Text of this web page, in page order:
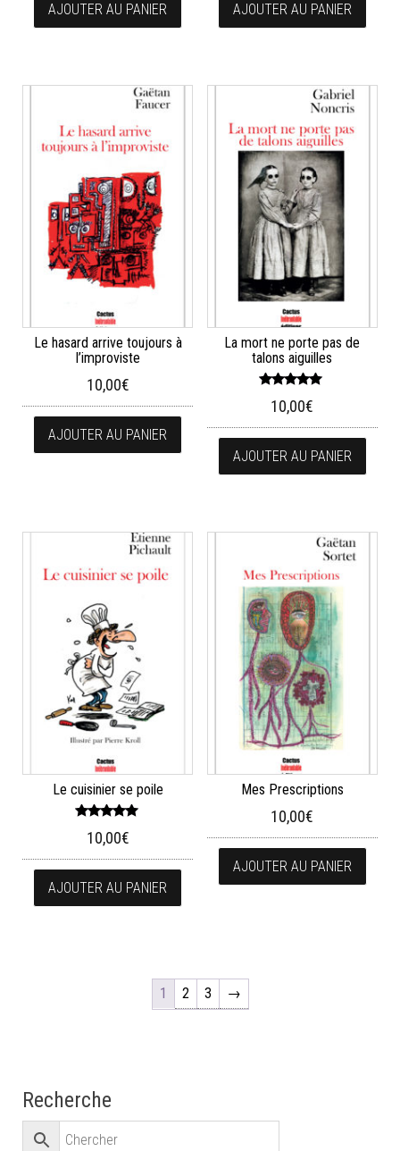
AJOUTER AU PANIER AJOUTER AU PANIER
Le hasard arrive toujours à
l’improviste
10,00€
AJOUTER AU PANIER
La mort ne porte pas de
talons aiguilles
5.00
10,00€
AJOUTER AU PANIER
Le cuisinier se poile
5.00
10,00€
AJOUTER AU PANIER
Mes Prescriptions
10,00€
AJOUTER AU PANIER
1 2 3 →
Recherche